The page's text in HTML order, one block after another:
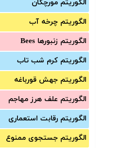
الگوریتم مورچگان
الگوریتم چرخه آب
الگوریتم زنبورها Bees
الگوریتم کرم شب تاب
الگوریتم جهش قورباغه
الگوریتم علف هرز مهاجم
الگوریتم رقابت استعماری
الگوریتم جستجوی ممنوع